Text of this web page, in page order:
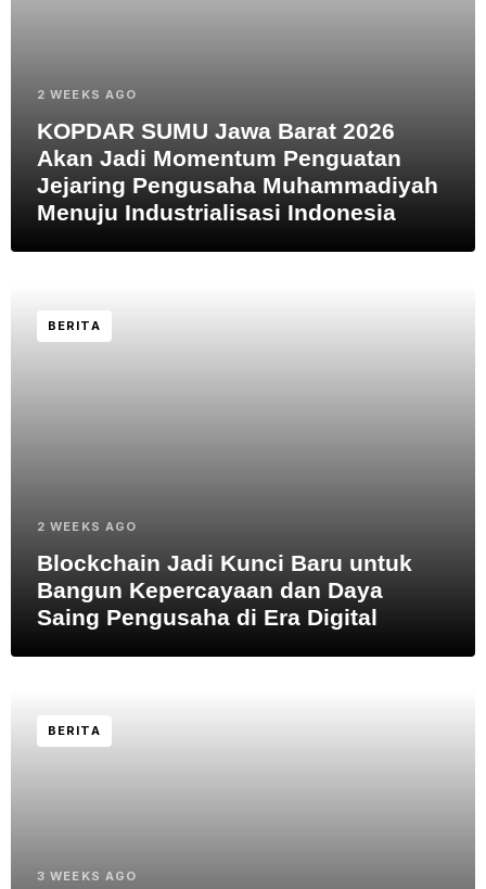
2 WEEKS AGO
KOPDAR SUMU Jawa Barat 2026
Akan Jadi Momentum Penguatan
Jejaring Pengusaha Muhammadiyah
Menuju Industrialisasi Indonesia
BERITA
2 WEEKS AGO
Blockchain Jadi Kunci Baru untuk
Bangun Kepercayaan dan Daya
Saing Pengusaha di Era Digital
BERITA
3 WEEKS AGO